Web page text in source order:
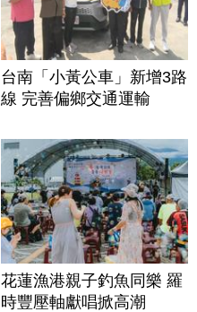
台南「小黃公車」新增3路
線 完善偏鄉交通運輸
花蓮漁港親子釣魚同樂 羅
時豐壓軸獻唱掀高潮